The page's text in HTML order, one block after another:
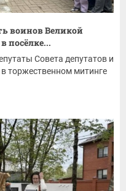
воинов Великой
посёлке...
Совета депутатов и
торжественном митинге